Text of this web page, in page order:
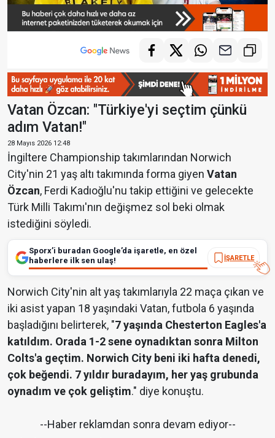
Vatan Özcan: "Türkiye'yi seçtim çünkü
adım Vatan!"
28 Mayıs 2026 12:48
İngiltere Championship takımlarından Norwich
City'nin 21 yaş altı takımında forma giyen Vatan
Özcan, Ferdi Kadıoğlu'nu takip ettiğini ve gelecekte
Türk Milli Takımı'nın değişmez sol beki olmak
istediğini söyledi.
Sporx’i buradan Google’da işaretle, en özel
haberlere ilk sen ulaş!
İŞARETLE
Norwich City'nin alt yaş takımlarıyla 22 maça çıkan ve
iki asist yapan 18 yaşındaki Vatan, futbola 6 yaşında
başladığını belirterek, "7 yaşında Chesterton Eagles'a
katıldım. Orada 1-2 sene oynadıktan sonra Milton
Colts'a geçtim. Norwich City beni iki hafta denedi,
çok beğendi. 7 yıldır buradayım, her yaş grubunda
oynadım ve çok geliştim." diye konuştu.
--Haber reklamdan sonra devam ediyor--